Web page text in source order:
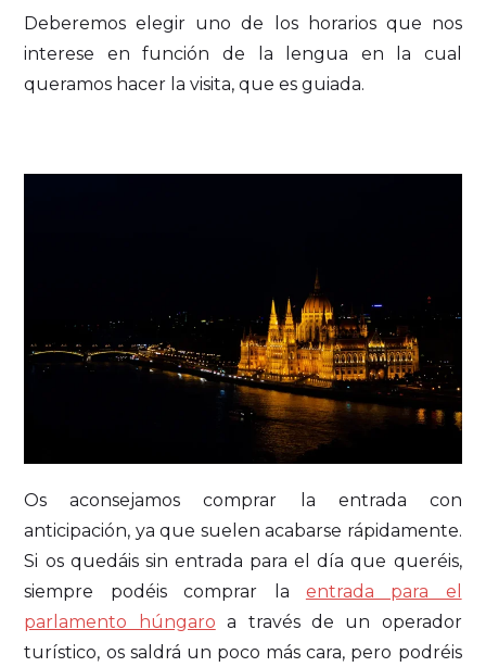
Deberemos elegir uno de los horarios que nos
interese en función de la lengua en la cual
queramos hacer la visita, que es guiada.
Os aconsejamos comprar la entrada con
anticipación, ya que suelen acabarse rápidamente.
Si os quedáis sin entrada para el día que queréis,
siempre podéis comprar la entrada para el
parlamento húngaro a través de un operador
turístico, os saldrá un poco más cara, pero podréis